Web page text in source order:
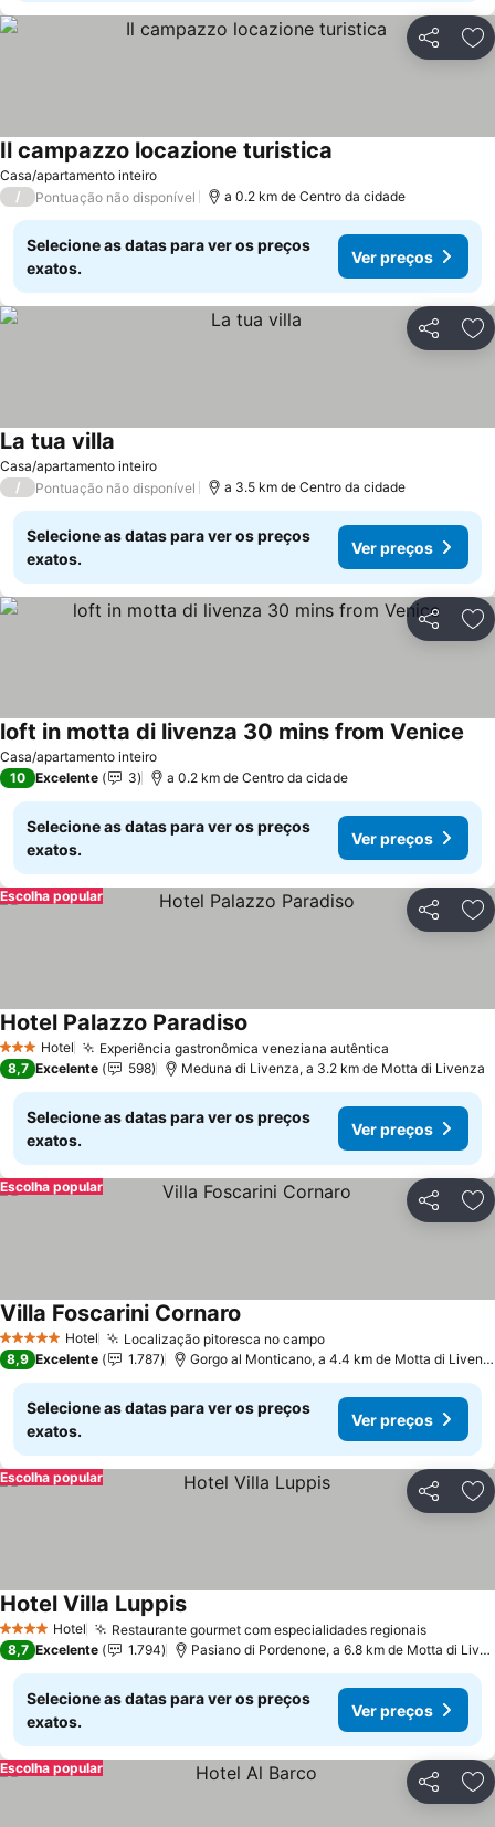
Partilhar
Casa/apartamento inteiro
Il campazzo locazione turistica
/ Pontuação não disponível a 0.2 km de Centro da cidade
Selecione as datas para ver os preços
exatos.
Ver preços
Partilhar
Casa/apartamento inteiro
La tua villa
/ Pontuação não disponível a 3.5 km de Centro da cidade
Selecione as datas para ver os preços
exatos.
Ver preços
Partilhar
Casa/apartamento inteiro
loft in motta di livenza 30 mins from Venice
10 Excelente 3 a 0.2 km de Centro da cidade
Selecione as datas para ver os preços
exatos.
Ver preços
Partilhar
Escolha popular
3 EstrelasHotel Experiência gastronômica veneziana autêntica
Hotel Palazzo Paradiso
8,7 Excelente 598 Meduna di Livenza, a 3.2 km de Motta di Livenza
Selecione as datas para ver os preços
exatos.
Ver preços
Partilhar
Escolha popular
5 Estrelas Hotel Localização pitoresca no campo
Villa Foscarini Cornaro
8,9 Excelente 1.787 Gorgo al Monticano, a 4.4 km de Motta di Livenza
Selecione as datas para ver os preços
exatos.
Ver preços
Partilhar
Escolha popular
4 EstrelasHotel Restaurante gourmet com especialidades regionais
Hotel Villa Luppis
8,7 Excelente 1.794 Pasiano di Pordenone, a 6.8 km de Motta di Livenza
Selecione as datas para ver os preços
exatos.
Ver preços
Partilhar
Escolha popular